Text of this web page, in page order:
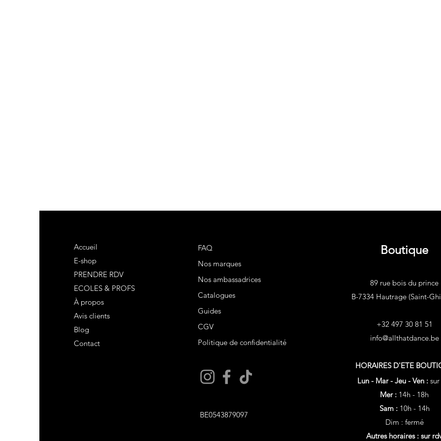
Accueil
E-shop
PRENDRE RDV
ECOLES & PROFS
À propos
Avis clients
Blog
Contact
FAQ
Nos marques
Nos ambassadrices
Catalogues
Guides
CGV
Politique de confidentialité
BE0543879097
Boutique
89 rue bois du prince
B-7334 Hautrage (Saint-
+32 497 30 81 51
info@allthatdance.be
HORAIRES D'ETE
Lun - Mar - Jeu - Ven :
Mer : 14h - 18h
Sam : 10h - 14h
Dim : fermé
Autres horaires : sur